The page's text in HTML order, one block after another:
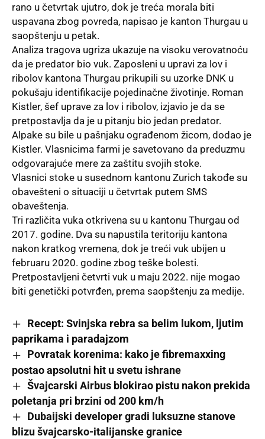
rano u četvrtak ujutro, dok je treća morala biti
uspavana zbog povreda, napisao je kanton Thurgau u
saopštenju u petak.
Analiza tragova ugriza ukazuje na visoku verovatnoću
da je predator bio vuk. Zaposleni u upravi za lov i
ribolov kantona Thurgau prikupili su uzorke DNK u
pokušaju identifikacije pojedinačne životinje. Roman
Kistler, šef uprave za lov i ribolov, izjavio je da se
pretpostavlja da je u pitanju bio jedan predator.
Alpake su bile u pašnjaku ograđenom žicom, dodao je
Kistler. Vlasnicima farmi je savetovano da preduzmu
odgovarajuće mere za zaštitu svojih stoke.
Vlasnici stoke u susednom kantonu Zurich takođe su
obavešteni o situaciji u četvrtak putem SMS
obaveštenja.
Tri različita vuka otkrivena su u kantonu Thurgau od
2017. godine. Dva su napustila teritoriju kantona
nakon kratkog vremena, dok je treći vuk ubijen u
februaru 2020. godine zbog teške bolesti.
Pretpostavljeni četvrti vuk u maju 2022. nije mogao
biti genetički potvrđen, prema saopštenju za medije.
Recept: Svinjska rebra sa belim lukom, ljutim
paprikama i paradajzom
Povratak korenima: kako je fibremaxxing
postao apsolutni hit u svetu ishrane
Švajcarski Airbus blokirao pistu nakon prekida
poletanja pri brzini od 200 km/h
Dubaijski developer gradi luksuzne stanove
blizu švajcarsko-italijanske granice